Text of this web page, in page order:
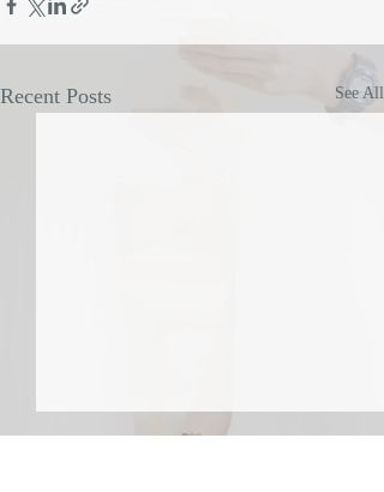
Recent Posts See All